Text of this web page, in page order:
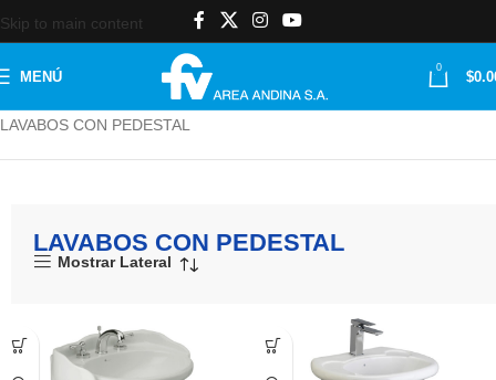
Skip to main content
MENÚ
0
$
LAVABOS LAVABOS CON PEDESTAL
LAVABOS CON PEDESTAL
LAVABOS CON PEDESTAL
Mostrar Lateral